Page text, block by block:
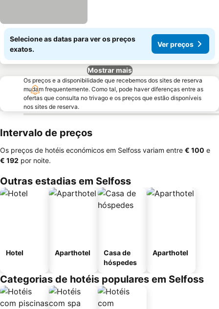
Selecione as datas para ver os preços
exatos.
Ver preços
Mostrar mais
Os preços e a disponibilidade que recebemos dos sites de reserva
mudam frequentemente. Como tal, pode haver diferenças entre as
ofertas que consulta no trivago e os preços que estão disponíveis
nos sites de reserva.
Intervalo de preços
Os preços de hotéis económicos em Selfoss variam entre ‎€ 100 e
‎€ 192 por noite.
Outras estadias em Selfoss
Hotel Aparthotel
Casa de
hóspedes
Aparthotel
Categorias de hotéis populares em Selfoss